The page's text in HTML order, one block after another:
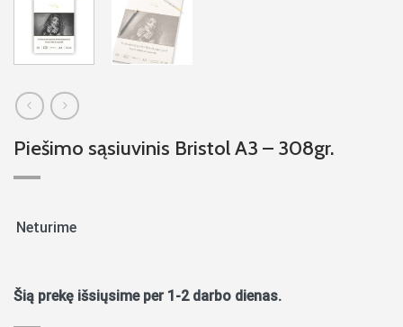
Piešimo sąsiuvinis Bristol A3 – 308gr.
Neturime
Šią prekę išsiųsime per 1-2 darbo dienas.